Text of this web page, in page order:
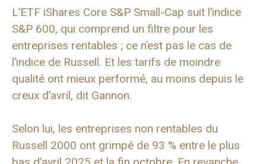
L’ETF iShares Core S&P Small-Cap suit l’indice
S&P 600, qui comprend un filtre pour les
entreprises rentables ; ce n’est pas le cas de
l’indice de Russell. Et les tarifs de moindre
qualité ont mieux performé, au moins depuis le
creux d’avril, dit Gannon.
Selon lui, les entreprises non rentables du
Russell 2000 ont grimpé de 93 % entre le plus